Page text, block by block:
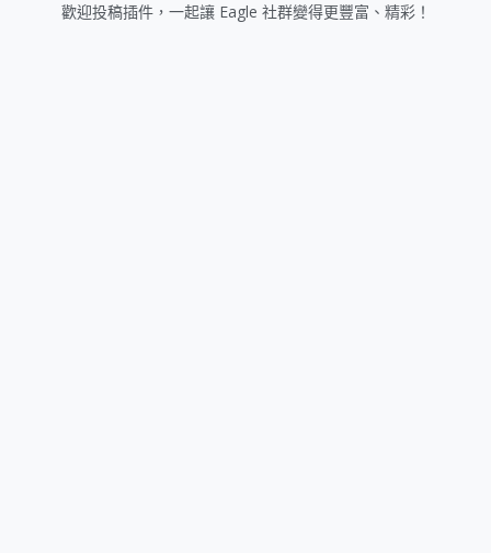
歡迎投稿插件，一起讓 Eagle 社群變得更豐富、精彩！